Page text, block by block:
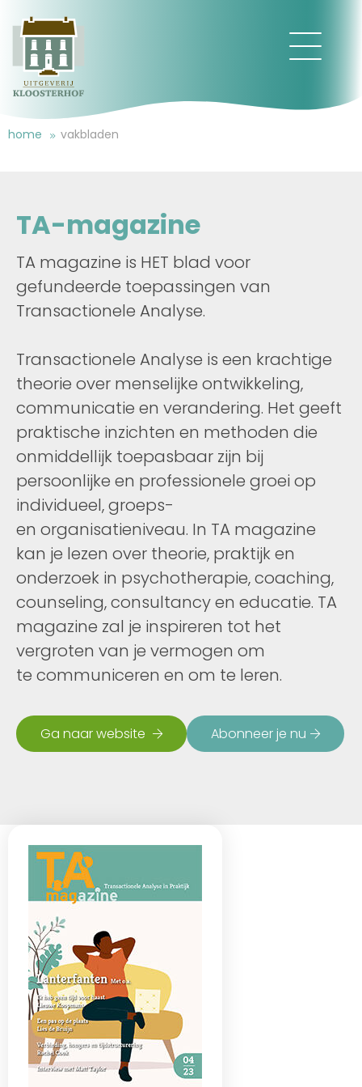
home vakbladen
TA-magazine
TA magazine is HET blad voor
gefundeerde toepassingen van
Transactionele Analyse.
Transactionele Analyse is een krachtige
theorie over menselijke ontwikkeling,
communicatie en verandering. Het geeft
praktische inzichten en methoden die
onmiddellijk toepasbaar zijn bij
persoonlijke en professionele groei op
individueel, groeps-
en organisatieniveau. In TA magazine
kan je lezen over theorie, praktijk en
onderzoek in psychotherapie, coaching,
counseling, consultancy en educatie. TA
magazine zal je inspireren tot het
vergroten van je vermogen om
te communiceren en om te leren.
Ga naar website Abonneer je nu